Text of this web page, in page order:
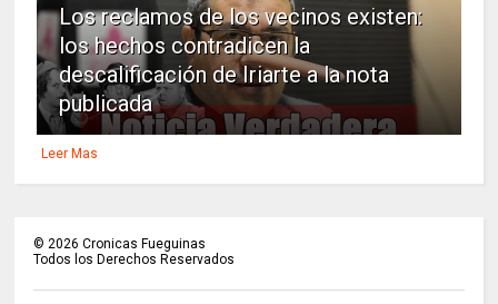
Los reclamos de los vecinos existen:
los hechos contradicen la
descalificación de Iriarte a la nota
publicada
Leer Mas
© 2026 Cronicas Fueguinas
Todos los Derechos Reservados